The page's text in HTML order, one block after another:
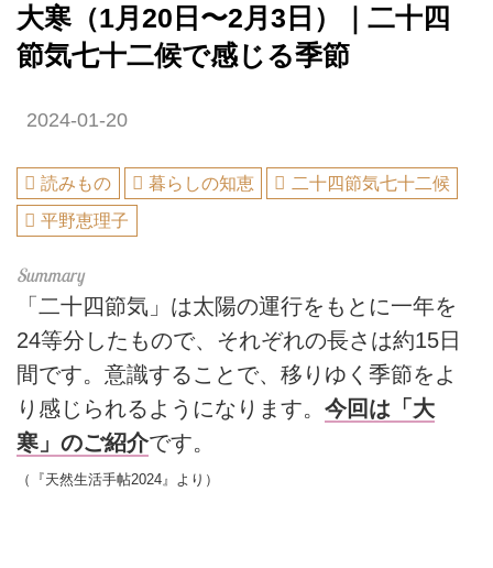
大寒（1月20日〜2月3日）｜二十四
節気七十二候で感じる季節
2024-01-20
読みもの 暮らしの知恵
二十四節気七十二候
平野恵理子
「二十四節気」は太陽の運行をもとに一年を
24等分したもので、それぞれの長さは約15日
間です。意識することで、移りゆく季節をよ
り感じられるようになります。 今回は「大
寒」のご紹介です。
（『天然生活手帖2024』より）